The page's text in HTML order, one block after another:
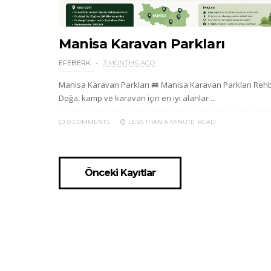
Manisa Karavan Parkları
EFEBERK 3 MONTHS AGO
Manisa Karavan Parkları 🚐 Manisa Karavan Parkları
Doğa, kamp ve karavan için en iyi alanlar ...
0 COMMENTS LESS THAN A MINUTE READ
Önceki Kayıtlar